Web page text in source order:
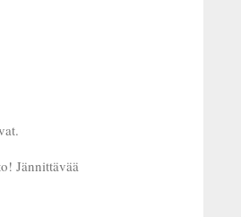
Jännittävää